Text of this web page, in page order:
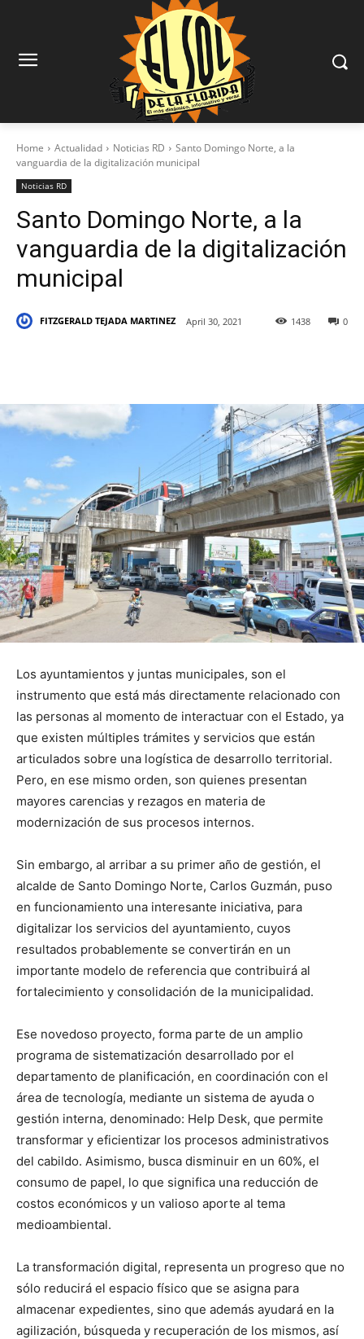
Home Actualidad Noticias RD
Santo Domingo Norte, a la
vanguardia de la digitalización municipal
Noticias RD
Santo Domingo Norte, a la
vanguardia de la digitalización
municipal
FITZGERALD TEJADA MARTINEZ April 30, 2021 0
1438
Los ayuntamientos y juntas municipales, son el
instrumento que está más directamente relacionado con
las personas al momento de interactuar con el Estado, ya
que existen múltiples trámites y servicios que están
articulados sobre una logística de desarrollo territorial.
Pero, en ese mismo orden, son quienes presentan
mayores carencias y rezagos en materia de
modernización de sus procesos internos.
Sin embargo, al arribar a su primer año de gestión, el
alcalde de Santo Domingo Norte, Carlos Guzmán, puso
en funcionamiento una interesante iniciativa, para
digitalizar los servicios del ayuntamiento, cuyos
resultados probablemente se convertirán en un
importante modelo de referencia que contribuirá al
fortalecimiento y consolidación de la municipalidad.
Ese novedoso proyecto, forma parte de un amplio
programa de sistematización desarrollado por el
departamento de planificación, en coordinación con el
área de tecnología, mediante un sistema de ayuda o
gestión interna, denominado: Help Desk, que permite
transformar y eficientizar los procesos administrativos
del cabildo. Asimismo, busca disminuir en un 60%, el
consumo de papel, lo que significa una reducción de
costos económicos y un valioso aporte al tema
medioambiental.
La transformación digital, representa un progreso que no
sólo reducirá el espacio físico que se asigna para
almacenar expedientes, sino que además ayudará en la
agilización, búsqueda y recuperación de los mismos, así